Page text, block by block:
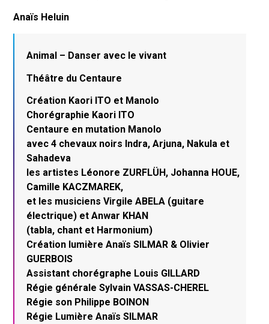
Anaïs Heluin
Animal – Danser avec le vivant
Théâtre du Centaure
Création Kaori ITO et Manolo
Chorégraphie Kaori ITO
Centaure en mutation Manolo
avec 4 chevaux noirs Indra, Arjuna, Nakula et
Sahadeva
les artistes Léonore ZURFLÜH, Johanna HOUE,
Camille KACZMAREK,
et les musiciens Virgile ABELA (guitare
électrique) et Anwar KHAN
(tabla, chant et Harmonium)
Création lumière Anaïs SILMAR & Olivier
GUERBOIS
Assistant chorégraphe Louis GILLARD
Régie générale Sylvain VASSAS-CHEREL
Régie son Philippe BOINON
Régie Lumière Anaïs SILMAR